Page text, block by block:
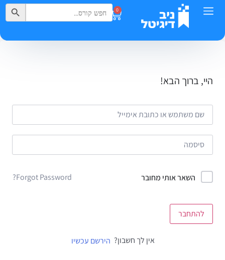
0
Search
for:
Search Button
היי, ברוך הבא!
השאר אותי מחובר Forgot Password?
להתחבר
אין לך חשבון? הירשם עכשיו